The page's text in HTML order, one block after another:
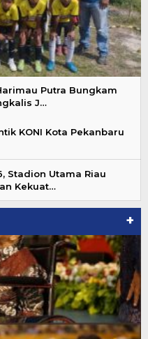
Putra Bungkam
J…
KONI Kota Pekanbaru
Stadion Utama Riau
Kekuat…
+